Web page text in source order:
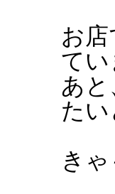
お
てい
あ
た
き